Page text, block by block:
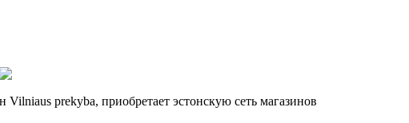
prekyba, приобретает эстонскую сеть магазинов